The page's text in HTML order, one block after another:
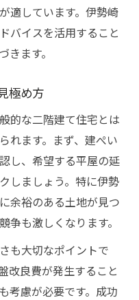
適しています。伊勢崎
バイスを活用すること
ます。
極め方
的な二階建て住宅とは
れます。まず、建ぺい
し、希望する平屋の延
しましょう。特に伊勢
余裕のある土地が見つ
争も激しくなります。
も大切なポイントで
改良費が発生すること
考慮が必要です。成功